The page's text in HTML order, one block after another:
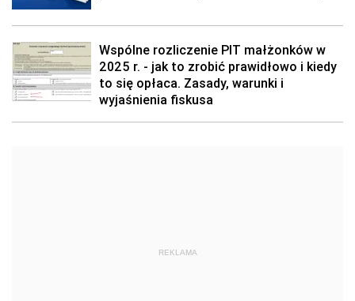
Wspólne rozliczenie PIT małżonków w
2025 r. - jak to zrobić prawidłowo i kiedy
to się opłaca. Zasady, warunki i
wyjaśnienia fiskusa
REKLAMA